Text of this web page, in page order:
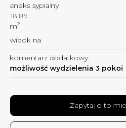
aneks sypialny
18,89
m2
widok na
komentarz dodatkowy:
możliwość wydzielenia 3 pokoi
Zapytaj o to